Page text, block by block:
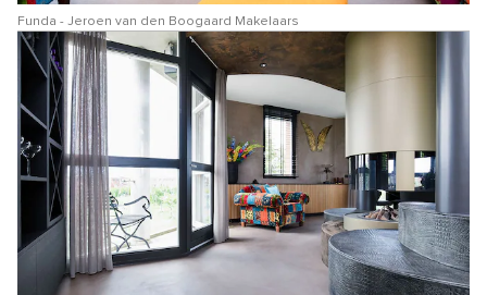
Funda - Jeroen van den Boogaard Makelaars